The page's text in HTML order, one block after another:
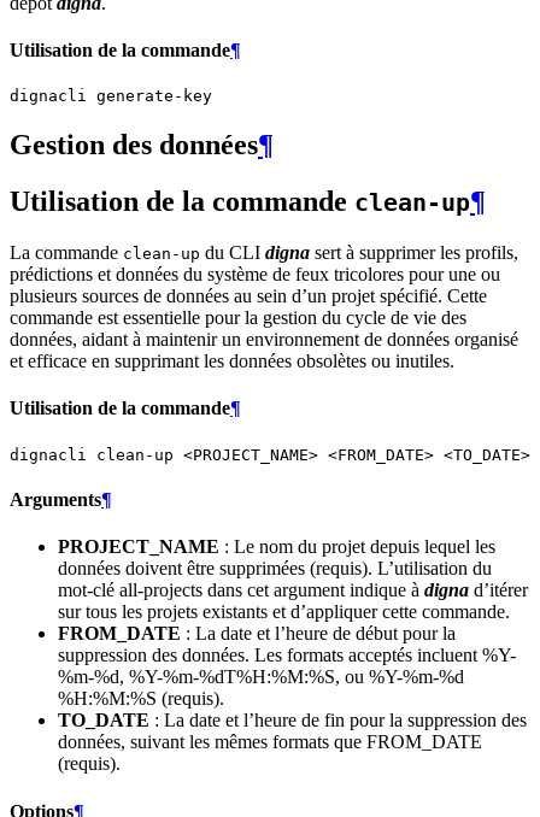
Utilisation de la commande¶
dignacli
Gestion des données¶
Utilisation de la commande clean-up¶
La commande clean-up du CLI digna sert à supprimer les profils,
prédictions et données du système de feux tricolores pour une ou
plusieurs sources de données au sein d’un projet spécifié. Cette
commande est essentielle pour la gestion du cycle de vie des
données, aidant à maintenir un environnement de données organisé
et efficace en supprimant les données obsolètes ou inutiles.
Utilisation de la commande¶
dignacli clean-up <PROJECT_NAME> <FROM_DATE> <TO_DATE>
Arguments¶
PROJECT_NAME : Le nom du projet depuis lequel les
données doivent être supprimées (requis). L’utilisation du
mot-clé all-projects dans cet argument indique à digna d’itérer
sur tous les projets existants et d’appliquer cette commande.
FROM_DATE : La date et l’heure de début pour la
suppression des données. Les formats acceptés incluent %Y-
%m-%d, %Y-%m-%dT%H:%M:%S, ou %Y-%m-%d
%H:%M:%S (requis).
TO_DATE : La date et l’heure de fin pour la suppression des
données, suivant les mêmes formats que FROM_DATE
(requis).
Options¶